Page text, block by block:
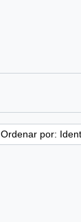
Ordenar por: